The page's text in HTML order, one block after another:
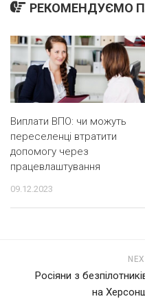
РЕКОМЕНДУЄМО
Виплати ВПО: чи можуть
переселенці втратити
допомогу через
працевлаштування
09.12.2023
Росіяни з
на